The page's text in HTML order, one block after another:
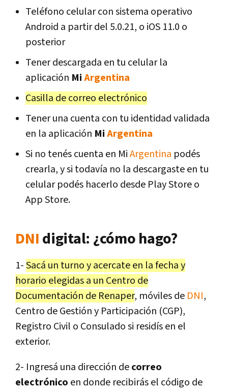
Teléfono celular con sistema operativo
Android a partir del 5.0.21, o iOS 11.0 o
posterior
Tener descargada en tu celular la
aplicación MiArgentina
Casilla de correo electrónico
Tener una cuenta con tu identidad validada
en la aplicación MiArgentina
Si no tenés cuenta en MiArgentina podés
crearla, y si todavía no la descargaste en tu
celular podés hacerlo desde Play Store o
App Store.
DNI digital: ¿cómo hago?
1-Sacá un turno y acercate en la fecha y
horario elegidas a un Centro de
Documentación de Renaper, móviles de DNI,
Centro de Gestión y Participación (CGP),
Registro Civil o Consulado si residís en el
exterior.
2- Ingresá una dirección decorreo
electrónico en donde recibirás el código de